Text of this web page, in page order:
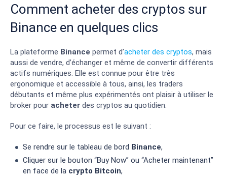
Comment acheter des cryptos sur
Binance en quelques clics
La plateforme Binance permet d’acheter des cryptos, mais
aussi de vendre, d’échanger et même de convertir différents
actifs numériques. Elle est connue pour être très
ergonomique et accessible à tous, ainsi, les traders
débutants et même plus expérimentés ont plaisir à utiliser le
broker pour acheter des cryptos au quotidien.
Pour ce faire, le processus est le suivant :
Se rendre sur le tableau de bord Binance,
Cliquer sur le bouton “Buy Now” ou “Acheter maintenant”
en face de la crypto Bitcoin,